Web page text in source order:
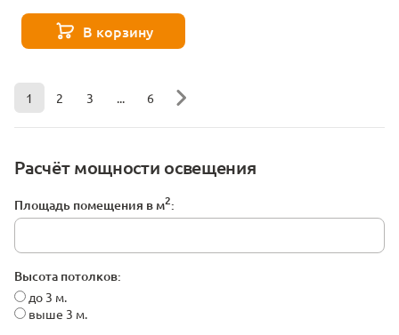
Расчёт мощности освещения
Площадь помещения в м2:
Высота потолков:
до 3 м.
выше 3 м.
В корзину
1 2 3 6